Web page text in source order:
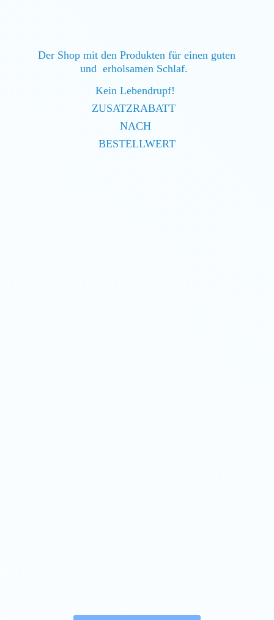
Der Shop mit den Produkten für einen guten
und erholsamen Schlaf.
Kein Lebendrupf!
ZUSATZRABATT
NACH
BESTELLWERT